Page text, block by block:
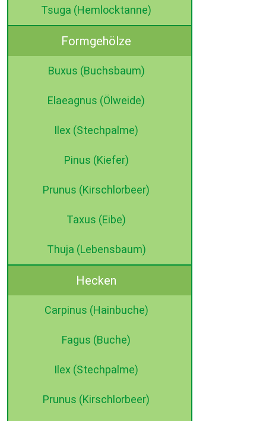
Tsuga (Hemlocktanne)
Formgehölze
Buxus (Buchsbaum)
Elaeagnus (Ölweide)
Ilex (Stechpalme)
Pinus (Kiefer)
Prunus (Kirschlorbeer)
Taxus (Eibe)
Thuja (Lebensbaum)
Hecken
Carpinus (Hainbuche)
Fagus (Buche)
Ilex (Stechpalme)
Prunus (Kirschlorbeer)